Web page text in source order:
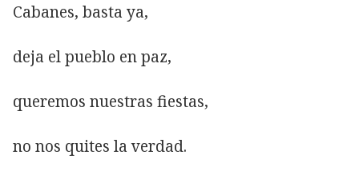
Cabanes, basta ya,
deja el pueblo en paz,
queremos nuestras fiestas,
no nos quites la verdad.